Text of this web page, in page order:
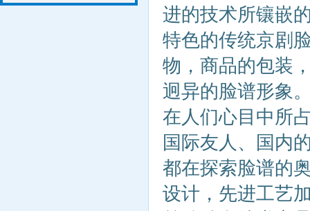
进的技术所镶嵌
特色的传统京剧
物，商品的包装
迥异的脸谱形象
在人们心目中所
国际友人、国内
都在探索脸谱的
设计，先进工艺